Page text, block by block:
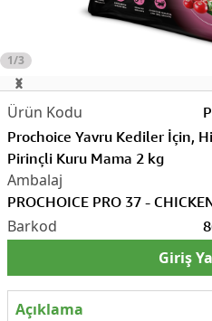
1/3
PROCHOICE PRO 37 -
Prochoice Yavru Kediler İçin,
Pirinçli Kuru Mama 2 kg
Giriş
Açıklama